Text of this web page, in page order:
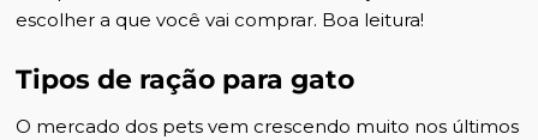
escolher a que você vai comprar. Boa leitura!
Tipos de ração para gato
O mercado dos pets vem crescendo muito nos últimos